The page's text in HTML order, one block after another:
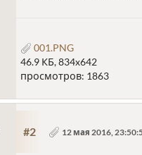
001.PNG
46.9 КБ, 834x642
просмотров: 1863
#2 12 мая 2016,